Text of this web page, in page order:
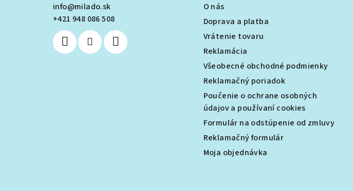
info@milado.sk
+421 948 086 508
O nás
Doprava a platba
Vrátenie tovaru
Reklamácia
Všeobecné obchodné podmienky
Reklamačný poriadok
Poučenie o ochrane osobných
údajov a používaní cookies
Formulár na odstúpenie od zmluvy
Reklamačný formulár
Moja objednávka